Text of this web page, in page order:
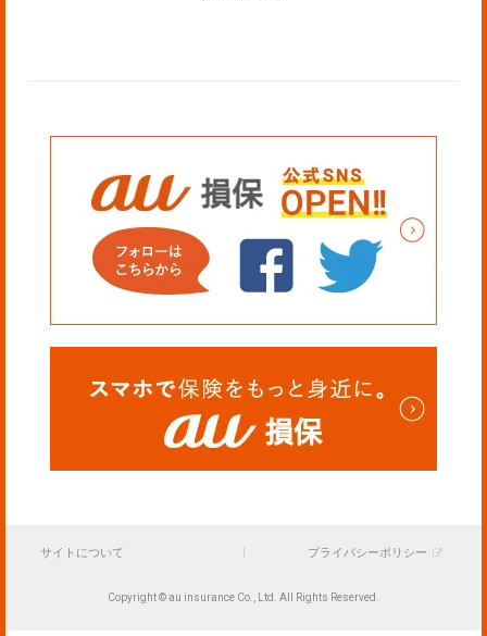
サイトについて プライバシーポリシー
Copyright © au insurance Co., Ltd. All Rights Reserved.